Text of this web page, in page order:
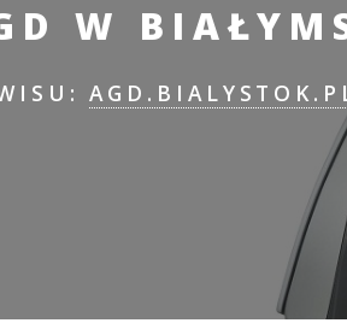
W